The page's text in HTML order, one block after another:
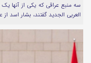
سه منبع عراقی که یکی از آنها
العربی الجدید گفتند، بشار